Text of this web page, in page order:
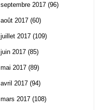
septembre 2017 (96)
août 2017 (60)
juillet 2017 (109)
juin 2017 (85)
mai 2017 (89)
avril 2017 (94)
mars 2017 (108)